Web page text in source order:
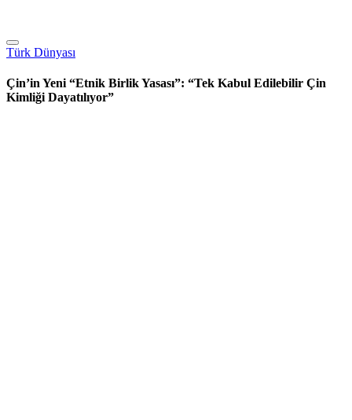
Türk Dünyası
Çin’in Yeni “Etnik Birlik Yasası”: “Tek Kabul Edilebilir Çin
Kimliği Dayatılıyor”